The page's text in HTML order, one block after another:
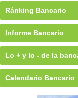
Ránking Bancario
Informe Bancario
Lo + y lo - de la
Calendario Bancario